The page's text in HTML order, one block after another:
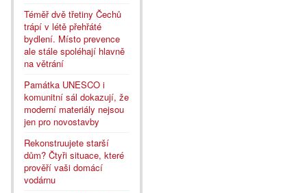
Téměř dvě třetiny Čechů
trápí v létě přehřáté
bydlení. Místo prevence
ale stále spoléhají hlavně
na větrání
Památka UNESCO i
komunitní sál dokazují, že
moderní materiály nejsou
jen pro novostavby
Rekonstruujete starší
dům? Čtyři situace, které
prověří vaši domácí
vodárnu